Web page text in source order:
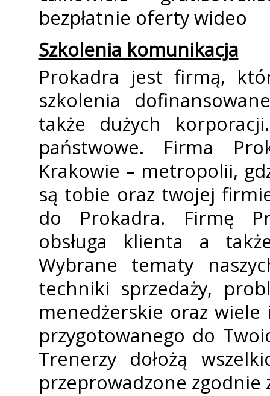
bezpłatnie oferty wideo
Szkolenia komunikacja
Prokadra jest firmą,
szkolenia
także dużych
państwowe. Firma
Krakowie – metropolii,
są tobie oraz twojej
do Prokadra. Firmę
obsługa klienta a
Wybrane tematy
techniki sprzedaży,
menedżerskie oraz wiele
przygotowanego do
Trenerzy dołożą
przeprowadzone zgodnie